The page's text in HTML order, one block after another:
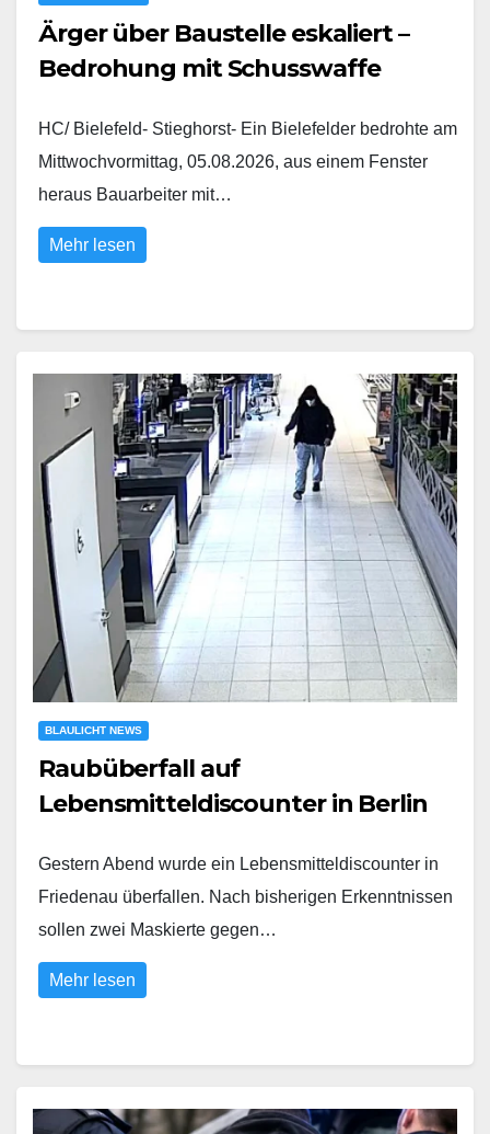
Ärger über Baustelle eskaliert –
Bedrohung mit Schusswaffe
HC/ Bielefeld- Stieghorst- Ein Bielefelder bedrohte am
Mittwochvormittag, 05.08.2026, aus einem Fenster
heraus Bauarbeiter mit…
Mehr lesen
BLAULICHT NEWS
Raubüberfall auf
Lebensmitteldiscounter in Berlin
Gestern Abend wurde ein Lebensmitteldiscounter in
Friedenau überfallen. Nach bisherigen Erkenntnissen
sollen zwei Maskierte gegen…
Mehr lesen